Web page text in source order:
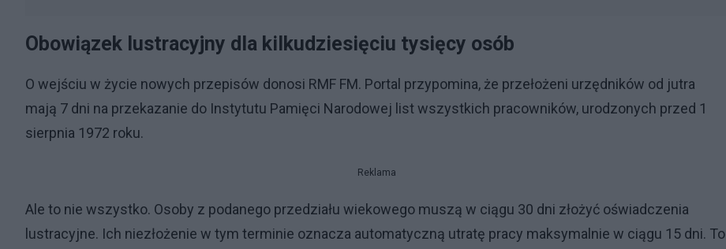
Obowiązek lustracyjny dla kilkudziesięciu tysięcy osób
O wejściu w życie nowych przepisów donosi RMF FM. Portal przypomina, że przełożeni urzędników od jutra
mają 7 dni na przekazanie do Instytutu Pamięci Narodowej list wszystkich pracowników, urodzonych przed 1
sierpnia 1972 roku.
Reklama
Ale to nie wszystko. Osoby z podanego przedziału wiekowego muszą w ciągu 30 dni złożyć oświadczenia
lustracyjne. Ich niezłożenie w tym terminie oznacza automatyczną utratę pracy maksymalnie w ciągu 15 dni. To